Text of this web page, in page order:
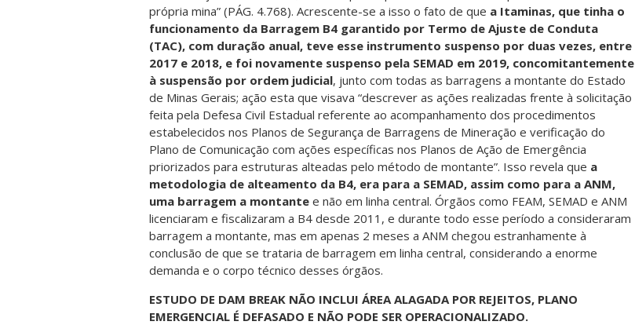
própria mina” (PÁG. 4.768). Acrescente-se a isso o fato de que a Itaminas, que tinha o
funcionamento da Barragem B4 garantido por Termo de Ajuste de Conduta
(TAC), com duração anual, teve esse instrumento suspenso por duas vezes, entre
2017 e 2018, e foi novamente suspenso pela SEMAD em 2019, concomitantemente
à suspensão por ordem judicial, junto com todas as barragens a montante do Estado
de Minas Gerais; ação esta que visava “descrever as ações realizadas frente à solicitação
feita pela Defesa Civil Estadual referente ao acompanhamento dos procedimentos
estabelecidos nos Planos de Segurança de Barragens de Mineração e verificação do
Plano de Comunicação com ações específicas nos Planos de Ação de Emergência
priorizados para estruturas alteadas pelo método de montante”. Isso revela que a
metodologia de alteamento da B4, era para a SEMAD, assim como para a ANM,
uma barragem a montante e não em linha central. Órgãos como FEAM, SEMAD e ANM
licenciaram e fiscalizaram a B4 desde 2011, e durante todo esse período a consideraram
barragem a montante, mas em apenas 2 meses a ANM chegou estranhamente à
conclusão de que se trataria de barragem em linha central, considerando a enorme
demanda e o corpo técnico desses órgãos.
ESTUDO DE DAM BREAK NÃO INCLUI ÁREA ALAGADA POR REJEITOS, PLANO
EMERGENCIAL É DEFASADO E NÃO PODE SER OPERACIONALIZADO.